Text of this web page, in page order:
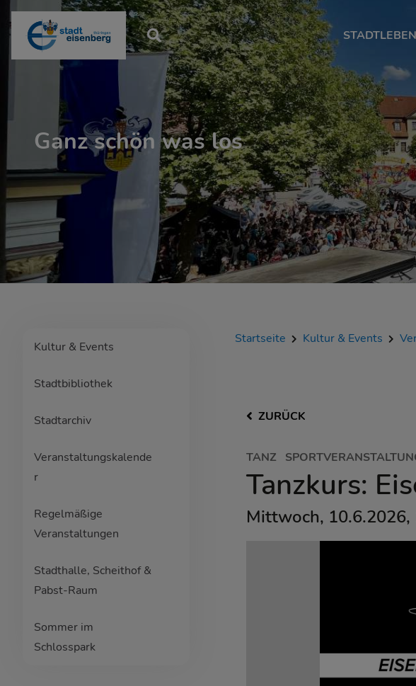
STADTLEBEN
Ganz schön was los
Kultur & Events
Stadtbibliothek
Stadtarchiv
Veranstaltungskalende
r
Regelmäßige
Veranstaltungen
Stadthalle, Scheithof &
Pabst-Raum
Sommer im
Schlosspark
Startseite Kultur & Events
ZURÜCK
TANZ
Tanzkurs:
Mittwoch, 10.6.2026,